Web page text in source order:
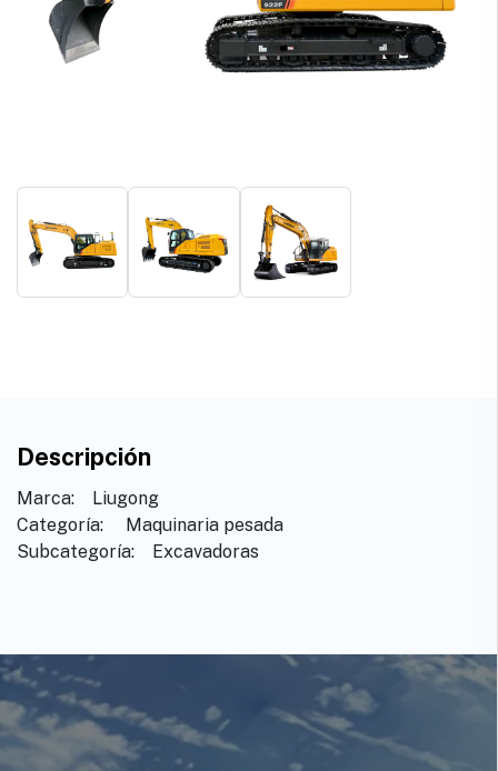
Descripción
Marca: ​ ​ ​Liugong
Categoría: ​ ​Maquinaria pesada
Subcategoría: ​ ​Excavadoras